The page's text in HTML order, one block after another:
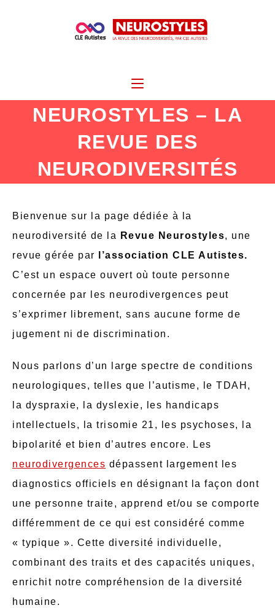
NEUROSTYLES – LA
REVUE DES
NEURODIVERSITÉS
Bienvenue sur la page dédiée à la
neurodiversité de la
Revue Neurostyles, une
revue gérée par
l’association CLE Autistes.
C’est un espace ouvert où toute personne
concernée par les neurodivergences peut
s’exprimer librement, sans aucune forme de
jugement ni de discrimination.
Nous parlons d’un large spectre de conditions
neurologiques, telles que l’autisme, le TDAH,
la dyspraxie, la dyslexie, les handicaps
intellectuels, la trisomie 21, les psychoses, la
bipolarité et bien d’autres encore. Les
neurodivergences dépassent largement les
diagnostics officiels en désignant la façon dont
une personne traite, apprend et/ou se comporte
différemment de ce qui est considéré comme
« typique ». Cette diversité individuelle,
combinant des traits et des capacités uniques,
enrichit notre compréhension de la diversité
humaine.